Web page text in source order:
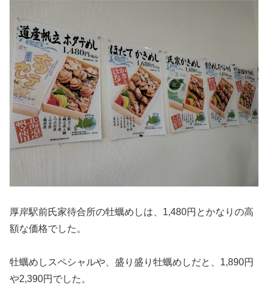
厚岸駅前氏家待合所の牡蠣めしは、1,480円とかなりの高
額な価格でした。
牡蠣めしスペシャルや、盛り盛り牡蠣めしだと、1,890円
や2,390円でした。